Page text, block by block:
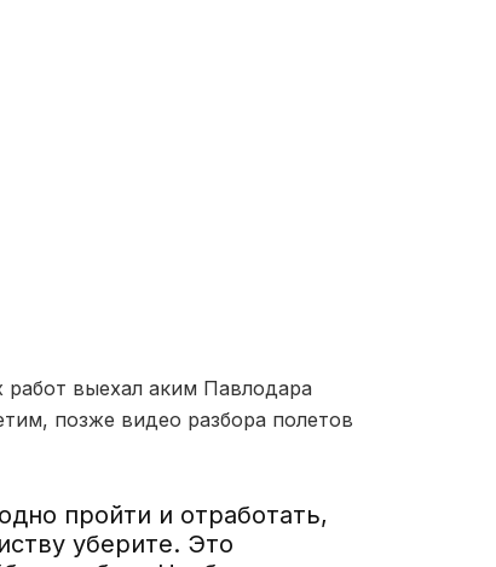
выехал аким Павлодара
позже видео разбора полетов
пройти и отработать,
уберите. Это